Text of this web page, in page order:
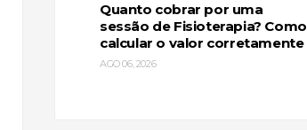
Quanto cobrar por uma
sessão de Fisioterapia? Como
calcular o valor corretamente
AGO 06, 2026